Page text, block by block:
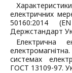
електричних
50160:2014
Держстандарт
Електрична
системах
ГОСТ 13109-97.